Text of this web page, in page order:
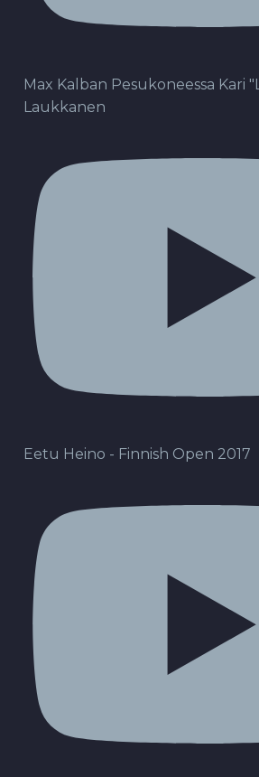
Max Kalban Pesukoneessa Kari
Laukkanen
Eetu Heino - Finnish Open 2017